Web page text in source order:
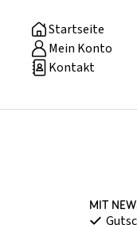
Startseite
Mein Konto
Kontakt
Mit